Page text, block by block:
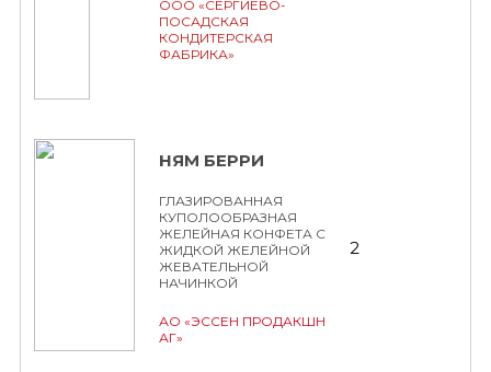
ООО «СЕРГИЕВО-
ПОСАДСКАЯ
КОНДИТЕРСКАЯ
ФАБРИКА»
НЯМ БЕРРИ
ГЛАЗИРОВАННАЯ
КУПОЛООБРАЗНАЯ
ЖЕЛЕЙНАЯ КОНФЕТА С
ЖИДКОЙ ЖЕЛЕЙНОЙ
ЖЕВАТЕЛЬНОЙ
НАЧИНКОЙ
АО «ЭССЕН ПРОДАКШН
АГ»
2